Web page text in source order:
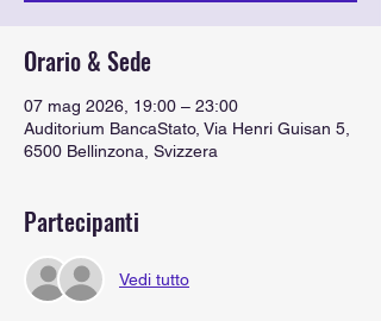
Orario & Sede
07 mag 2026, 19:00 – 23:00
Auditorium BancaStato, Via Henri Guisan 5,
6500 Bellinzona, Svizzera
Partecipanti
Vedi tutto